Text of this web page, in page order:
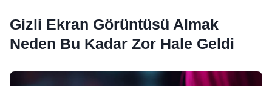
Gizli Ekran Görüntüsü Almak
Neden Bu Kadar Zor Hale Geldi